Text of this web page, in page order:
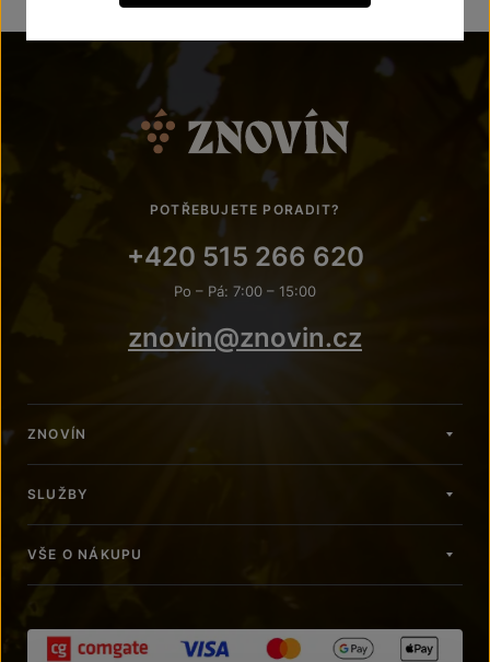
POTŘEBUJETE PORADIT?
+420 515 266 620
Po – Pá: 7:00 – 15:00
znovin@znovin.cz
ZNOVÍN
SLUŽBY
VŠE O NÁKUPU